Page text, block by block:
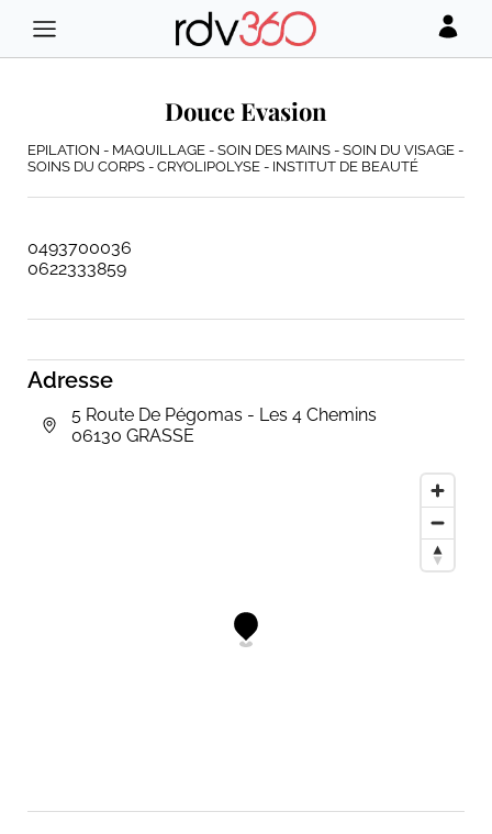
Adresse
5 Route De Pégomas - Les 4 Chemins
06130 GRASSE
Douce Evasion
EPILATION - MAQUILLAGE - SOIN DES MAINS - SOIN DU VISAGE -
SOINS DU CORPS - CRYOLIPOLYSE - INSTITUT DE BEAUTÉ
0493700036
0622333859